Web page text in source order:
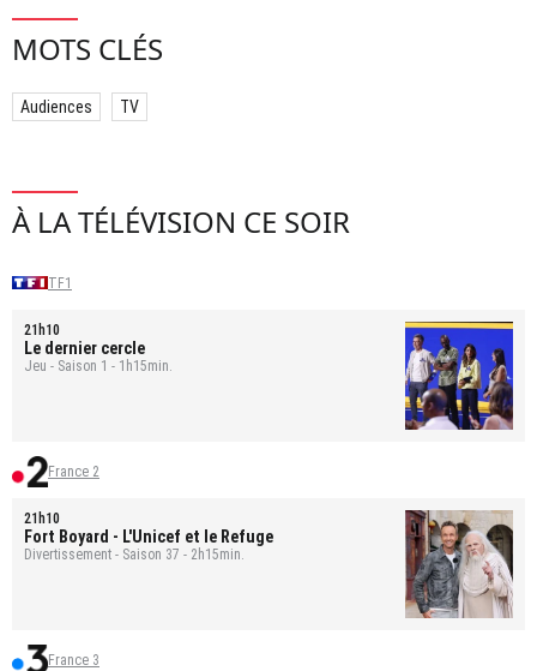
MOTS CLÉS
Audiences TV
À LA TÉLÉVISION CE SOIR
TF1
21h10
Le dernier cercle
Jeu - Saison 1 - 1h15min.
France 2
21h10
Fort Boyard - L'Unicef et le Refuge
Divertissement - Saison 37 - 2h15min.
France 3